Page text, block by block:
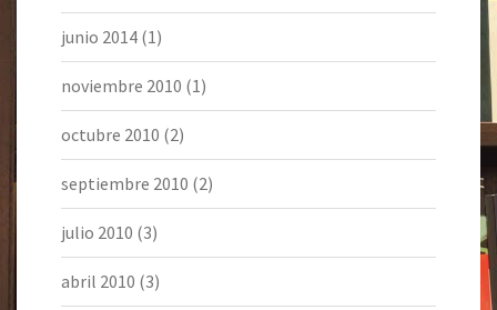
junio 2014 (1)
noviembre 2010 (1)
octubre 2010 (2)
septiembre 2010 (2)
julio 2010 (3)
abril 2010 (3)